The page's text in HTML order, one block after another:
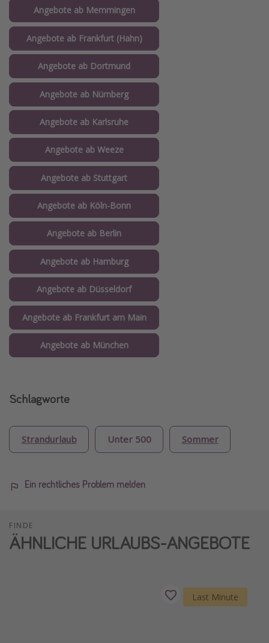
Angebote ab Memmingen
Angebote ab Frankfurt (Hahn)
Angebote ab Dortmund
Angebote ab Nürnberg
Angebote ab Karlsruhe
Angebote ab Weeze
Angebote ab Stuttgart
Angebote ab Köln-Bonn
Angebote ab Berlin
Angebote ab Hamburg
Angebote ab Düsseldorf
Angebote ab Frankfurt am Main
Angebote ab München
Schlagworte
Strandurlaub Unter 500 Sommer
Ein rechtliches Problem melden
FINDE
ÄHNLICHE URLAUBS-ANGEBOTE
Last Minute